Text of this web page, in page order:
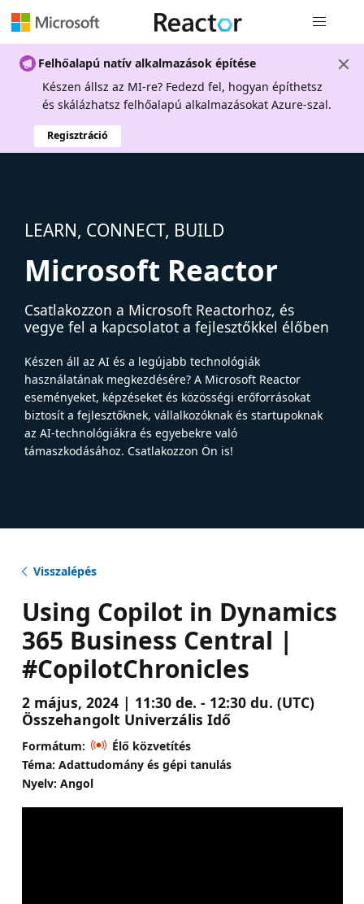
Felhőalapú natív alkalmazások építése
Készen állsz az MI-re? Fedezd fel, hogyan építhetsz
és skálázhatsz felhőalapú alkalmazásokat Azure-szal.
Regisztráció
LEARN, CONNECT, BUILD
Microsoft Reactor
Csatlakozzon a Microsoft Reactorhoz, és
vegye fel a kapcsolatot a fejlesztőkkel élőben
Készen áll az AI és a legújabb technológiák
használatának megkezdésére? A Microsoft Reactor
eseményeket, képzéseket és közösségi erőforrásokat
biztosít a fejlesztőknek, vállalkozóknak és startupoknak
az AI-technológiákra és egyebekre való
támaszkodásához. Csatlakozzon Ön is!
Visszalépés
Using Copilot in Dynamics
365 Business Central |
#CopilotChronicles
2 május, 2024 | 11:30 de. - 12:30 du. (UTC)
Összehangolt Univerzális Idő
Formátum:
Élő közvetítés
Téma: Adattudomány és gépi tanulás
Nyelv: Angol